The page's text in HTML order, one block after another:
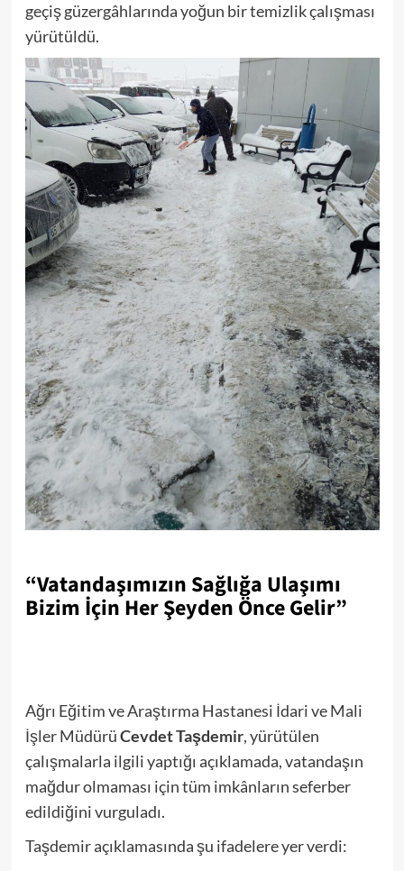
geçiş güzergâhlarında yoğun bir temizlik çalışması
yürütüldü.
“Vatandaşımızın Sağlığa Ulaşımı
Bizim İçin Her Şeyden Önce Gelir”
Ağrı Eğitim ve Araştırma Hastanesi İdari ve Mali
İşler MüdürüCevdet Taşdemir, yürütülen
çalışmalarla ilgili yaptığı açıklamada, vatandaşın
mağdur olmaması için tüm imkânların seferber
edildiğini vurguladı.
Taşdemir açıklamasında şu ifadelere yer verdi: